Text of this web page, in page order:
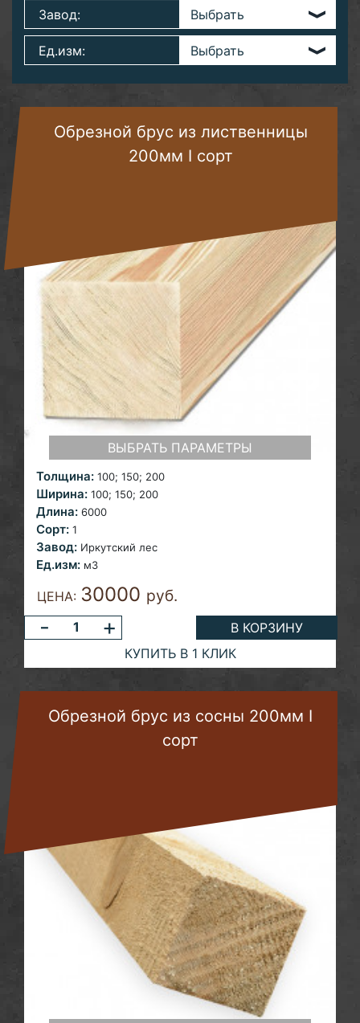
Завод:
Ед.изм:
Обрезной брус из лиственницы
200мм I сорт
ВЫБРАТЬ ПАРАМЕТРЫ
Толщина: 100; 150; 200
Ширина: 100; 150; 200
Длина: 6000
Сорт: 1
Завод: Иркутский лес
Ед.изм: м3
ЦЕНА: 30000 руб.
- +
В КОРЗИНУ
КУПИТЬ В 1 КЛИК
Обрезной брус из сосны 200мм I
сорт